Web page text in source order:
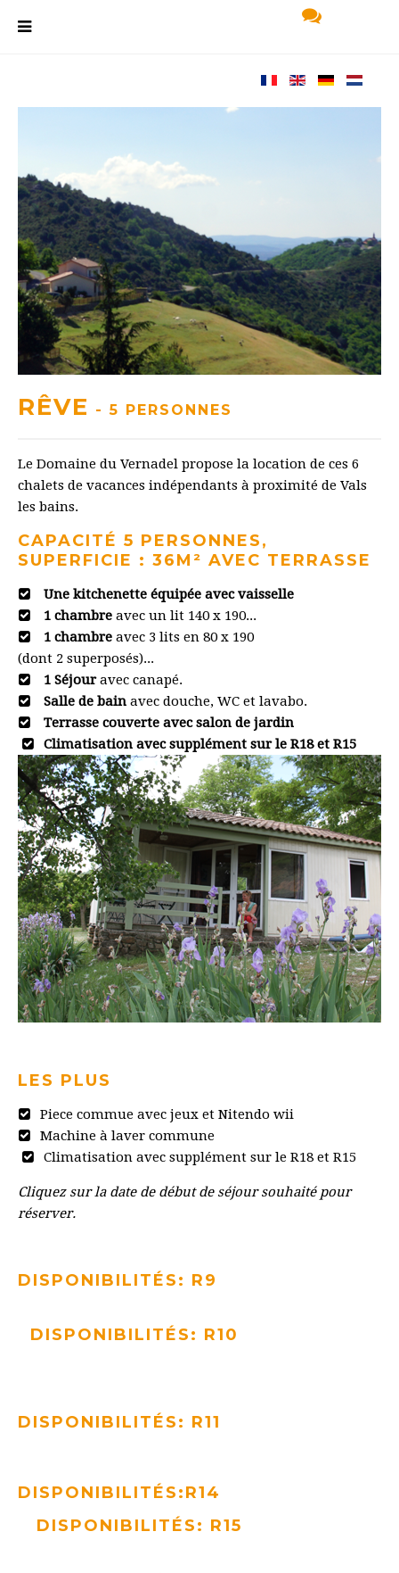
RÊVE - 5 PERSONNES
Le Domaine du Vernadel propose la location de ces 6
chalets de vacances indépendants à proximité de Vals
les bains.
CAPACITÉ 5 PERSONNES,
SUPERFICIE : 36M² AVEC TERRASSE
Une kitchenette équipée avec vaisselle
1 chambre avec un lit 140 x 190...
1 chambre avec 3 lits en 80 x 190
(dont 2 superposés)...
1 Séjouravec canapé.
Salle de bain avec douche, WC et lavabo.
Terrasse couverte avec salon de jardin
Climatisation avec supplément sur le R18 et R15
LES PLUS
Piece commue avec jeux et Nitendo wii
Machine à laver commune
Climatisation avec supplément sur le R18 et R15
Cliquez sur la date de début de séjour souhaité pour
réserver.
DISPONIBILITÉS: R9
DISPONIBILITÉS: R10
DISPONIBILITÉS: R11
DISPONIBILITÉS:R14
DISPONIBILITÉS: R15